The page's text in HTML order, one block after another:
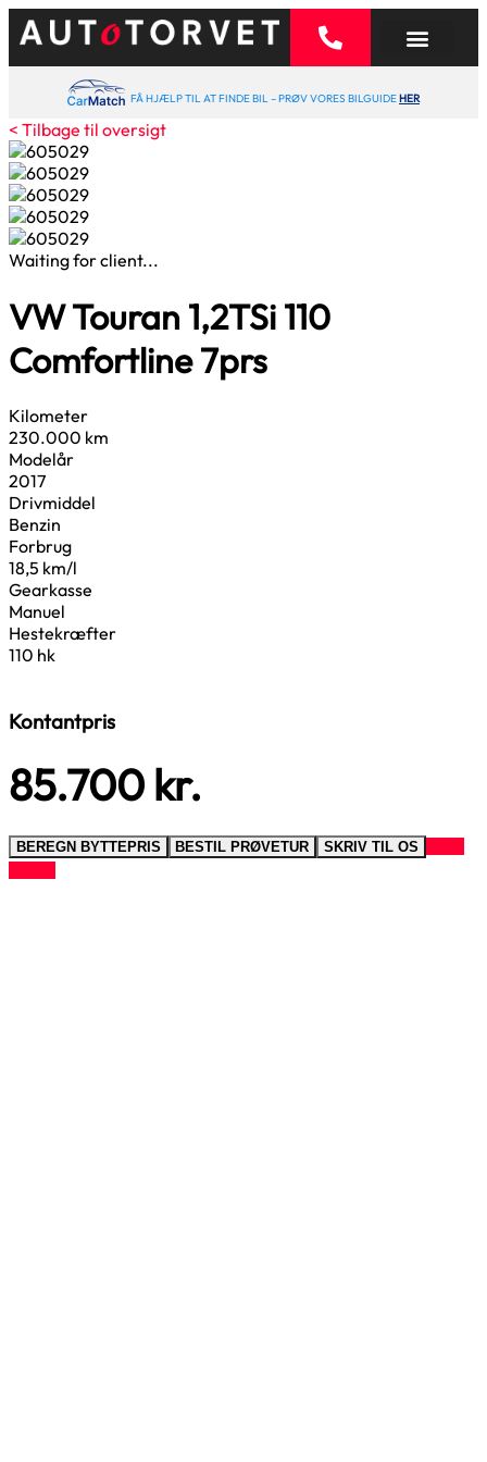
FÅ HJÆLP TIL AT FINDE BIL – PRØV VORES BILGUIDEHER
< Tilbage til oversigt
Waiting for client...
VW Touran 1,2TSi 110
Comfortline 7prs
Kilometer
230.000 km
Modelår
2017
Drivmiddel
Benzin
Forbrug
18,5 km/l
Gearkasse
Manuel
Hestekræfter
110 hk
Kontantpris
85.700 kr.
BEREGN BYTTEPRIS BESTIL PRØVETUR SKRIV TIL OS